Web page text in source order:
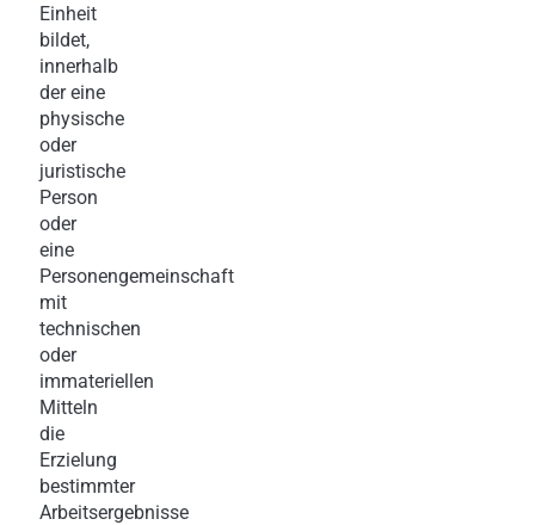
Einheit
bildet,
innerhalb
der eine
physische
oder
juristische
Person
oder
eine
Personengemeinschaft
mit
technischen
oder
immateriellen
Mitteln
die
Erzielung
bestimmter
Arbeitsergebnisse